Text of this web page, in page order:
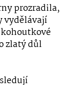
prozradila,
vydělávají
zlatý důl